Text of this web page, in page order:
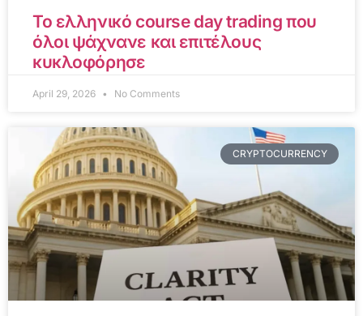
Το ελληνικό course day trading που
όλοι ψάχνανε και επιτέλους
κυκλοφόρησε
April 29, 2026 No Comments
CRYPTOCURRENCY